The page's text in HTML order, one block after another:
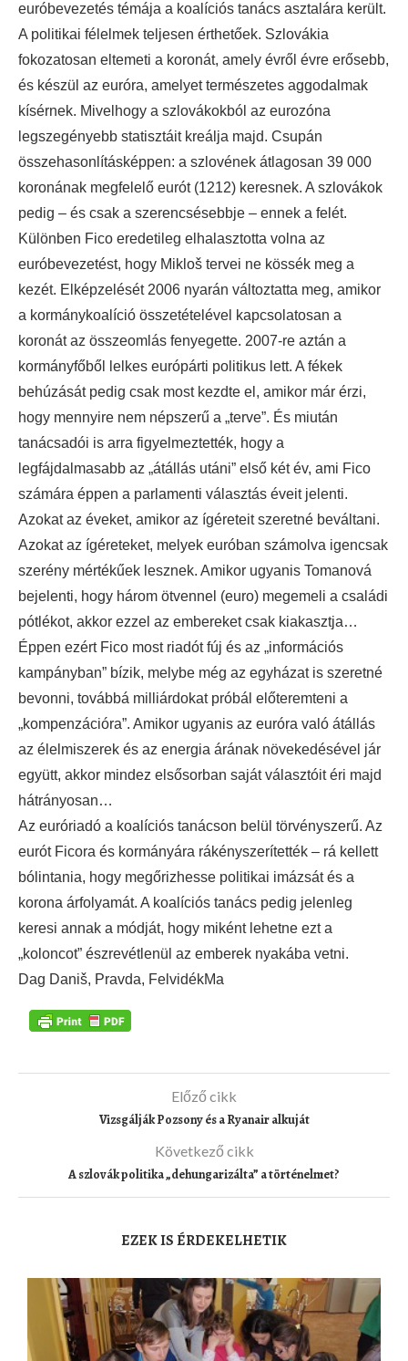
euróbevezetés témája a koalíciós tanács asztalára került.
A politikai félelmek teljesen érthetőek. Szlovákia
fokozatosan eltemeti a koronát, amely évről évre erősebb,
és készül az euróra, amelyet természetes aggodalmak
kísérnek. Mivelhogy a szlovákokból az eurozóna
legszegényebb statisztáit kreálja majd. Csupán
összehasonlításképpen: a szlovének átlagosan 39 000
koronának megfelelő eurót (1212) keresnek. A szlovákok
pedig – és csak a szerencsésebbje – ennek a felét.
Különben Fico eredetileg elhalasztotta volna az
euróbevezetést, hogy Mikloš tervei ne kössék meg a
kezét. Elképzelését 2006 nyarán változtatta meg, amikor
a kormánykoalíció összetételével kapcsolatosan a
koronát az összeomlás fenyegette. 2007-re aztán a
kormányfőből lelkes európárti politikus lett. A fékek
behúzását pedig csak most kezdte el, amikor már érzi,
hogy mennyire nem népszerű a „terve”. És miután
tanácsadói is arra figyelmeztették, hogy a
legfájdalmasabb az „átállás utáni” első két év, ami Fico
számára éppen a parlamenti választás éveit jelenti.
Azokat az éveket, amikor az ígéreteit szeretné beváltani.
Azokat az ígéreteket, melyek euróban számolva igencsak
szerény mértékűek lesznek. Amikor ugyanis Tomanová
bejelenti, hogy három ötvennel (euro) megemeli a családi
pótlékot, akkor ezzel az embereket csak kiakasztja…
Éppen ezért Fico most riadót fúj és az „információs
kampányban” bízik, melybe még az egyházat is szeretné
bevonni, továbbá milliárdokat próbál előteremteni a
„kompenzációra”. Amikor ugyanis az euróra való átállás
az élelmiszerek és az energia árának növekedésével jár
együtt, akkor mindez elsősorban saját választóit éri majd
hátrányosan…
Az euróriadó a koalíciós tanácson belül törvényszerű. Az
eurót Ficora és kormányára rákényszerítették – rá kellett
bólintania, hogy megőrizhesse politikai imázsát és a
korona árfolyamát. A koalíciós tanács pedig jelenleg
keresi annak a módját, hogy miként lehetne ezt a
„koloncot” észrevétlenül az emberek nyakába vetni.
Dag Daniš, Pravda, FelvidékMa
Előző cikk
Vizsgálják Pozsony és a Ryanair alkuját
Következő cikk
A szlovák politika „dehungarizálta” a történelmet?
EZEK IS ÉRDEKELHETIK